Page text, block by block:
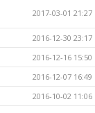
2017-03-01 21:27
2016-12-30 23:17
2016-12-16 15:50
2016-12-07 16:49
2016-10-02 11:06